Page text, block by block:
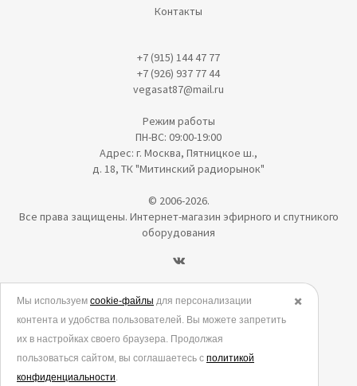
Контакты
+7 (915) 144 47 77
+7 (926) 937 77 44
vegasat87@mail.ru
Режим работы
ПН-ВС: 09:00-19:00
Адрес: г. Москва, Пятницкое ш.,
д. 18, ТК "Митинский радиорынок"
© 2006-2026.
Все права защищены. Интернет-магазин эфирного и спутникого
оборудования
Политика в отношении обработки персональных данных
Согласие на обработку персональных данных
Согласие на обработку данных метрическими программами
Политика использования cookies
✖️
Мы используем cookie-файлы для персонализации
контента и удобства пользователей. Вы можете запретить
их в настройках своего браузера. Продолжая
пользоваться сайтом, вы соглашаетесь с политикой
конфиденциальности.